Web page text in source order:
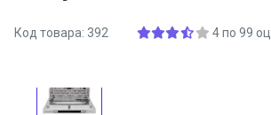
Код товара: 392 4по 99